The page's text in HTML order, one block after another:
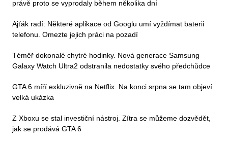
právě proto se vyprodaly během několika dní
Ajťák radí: Některé aplikace od Googlu umí vyždímat baterii
telefonu. Omezte jejich práci na pozadí
Téměř dokonalé chytré hodinky. Nová generace Samsung
Galaxy Watch Ultra2 odstranila nedostatky svého předchůdce
GTA 6 míří exkluzivně na Netflix. Na konci srpna se tam objeví
velká ukázka
Z Xboxu se stal investiční nástroj. Zítra se můžeme dozvědět,
jak se prodává GTA 6